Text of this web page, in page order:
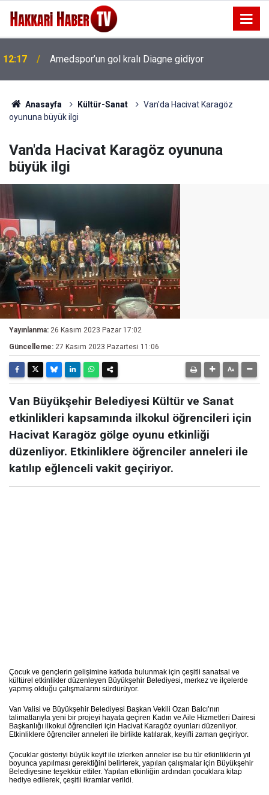
12:17 Amedspor’un gol kralı Diagne gidiyor
12:09 Milli sanatçı Salih Amedi hayatını kaybetti
Anasayfa Kültür-Sanat
Van'da Hacivat Karagöz
oyununa büyük ilgi
Van'da Hacivat Karagöz oyununa
büyük ilgi
Yayınlanma: 26 Kasım 2023 Pazar 17:02
Güncelleme: 27 Kasım 2023 Pazartesi 11:06
Van Büyükşehir Belediyesi Kültür ve Sanat
etkinlikleri kapsamında ilkokul öğrencileri için
Hacivat Karagöz gölge oyunu etkinliği
düzenliyor. Etkinliklere öğrenciler anneleri ile
katılıp eğlenceli vakit geçiriyor.
Çocuk ve gençlerin gelişimine katkıda bulunmak için çeşitli sanatsal ve
kültürel etkinlikler düzenleyen Büyükşehir Belediyesi, merkez ve ilçelerde
yapmış olduğu çalışmalarını sürdürüyor.
Van Valisi ve Büyükşehir Belediyesi Başkan Vekili Ozan Balcı’nın
talimatlarıyla yeni bir projeyi hayata geçiren Kadın ve Aile Hizmetleri Dairesi
Başkanlığı ilkokul öğrencileri için Hacivat Karagöz oyunları düzenliyor.
Etkinliklere öğrenciler anneleri ile birlikte katılarak, keyifli zaman geçiriyor.
Çocuklar gösteriyi büyük keyif ile izlerken anneler ise bu tür etkinliklerin yıl
boyunca yapılması gerektiğini belirterek, yapılan çalışmalar için Büyükşehir
Belediyesine teşekkür ettiler. Yapılan etkinliğin ardından çocuklara kitap
hediye edilerek, çeşitli ikramlar verildi.